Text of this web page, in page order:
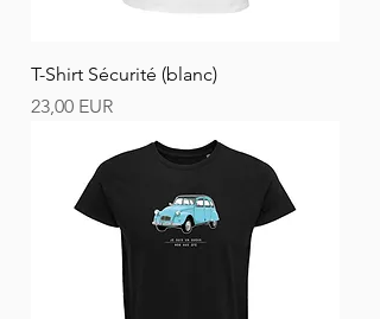
T-Shirt Sécurité (blanc)
Ár
23,00 EUR